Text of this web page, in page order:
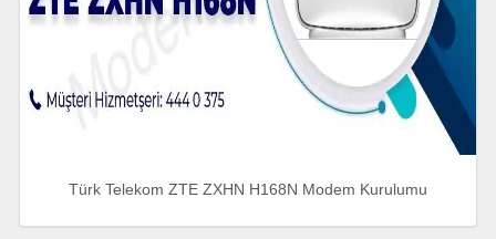
Türk Telekom ZTE ZXHN H168N Modem Kurulumu